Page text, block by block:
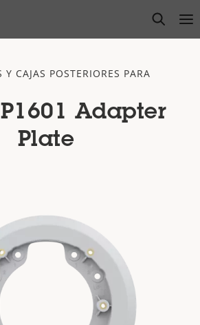
open
Y CAJAS POSTERIORES PARA
Adapter
Plate